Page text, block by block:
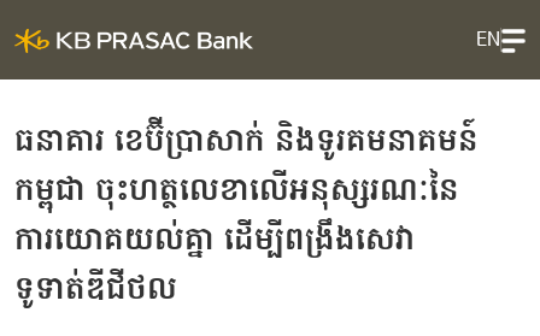
EN
ធនាគារ ខេប៊ីប្រាសាក់ និងទូរគមនាគមន៍
កម្ពុជា ចុះហត្ថលេខាលើអនុស្សរណៈនៃ
ការយោគយល់គ្នា ដើម្បីពង្រឹងសេវា
ទូទាត់ឌីជីថល